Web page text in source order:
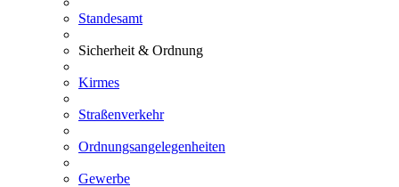
Standesamt
Sicherheit & Ordnung
Kirmes
Straßenverkehr
Ordnungsangelegenheiten
Gewerbe